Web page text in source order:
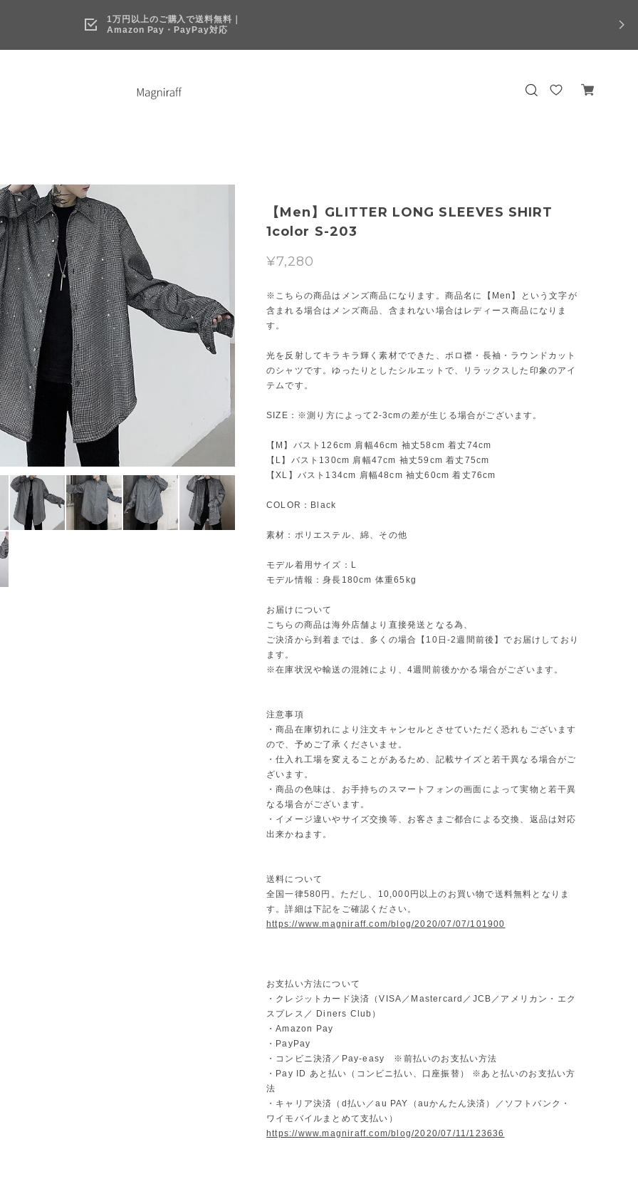
1万円以上のご購入で送料無料｜
Amazon Pay・PayPay対応
【Men】GLITTER LONG SLEEVES SHIRT
1color S-203
¥7,280
※こちらの商品はメンズ商品になります。商品名に【Men】という文字が
含まれる場合はメンズ商品、含まれない場合はレディース商品になりま
す。
光を反射してキラキラ輝く素材でできた、ポロ襟・長袖・ラウンドカット
のシャツです。ゆったりとしたシルエットで、リラックスした印象のアイ
テムです。
SIZE：※測り方によって2-3cmの差が生じる場合がございます。
【M】バスト126cm 肩幅46cm 袖丈58cm 着丈74cm
【L】バスト130cm 肩幅47cm 袖丈59cm 着丈75cm
【XL】バスト134cm 肩幅48cm 袖丈60cm 着丈76cm
COLOR：Black
素材：ポリエステル、綿、その他
モデル着用サイズ：L
モデル情報：身長180cm 体重65kg
お届けについて
こちらの商品は海外店舗より直接発送となる為、
ご決済から到着までは、多くの場合【10日-2週間前後】でお届けしており
ます。
※在庫状況や輸送の混雑により、4週間前後かかる場合がございます。
注意事項
・商品在庫切れにより注文キャンセルとさせていただく恐れもございます
ので、予めご了承くださいませ。
・仕入れ工場を変えることがあるため、記載サイズと若干異なる場合がご
ざいます。
・商品の色味は、お手持ちのスマートフォンの画面によって実物と若干異
なる場合がございます。
・イメージ違いやサイズ交換等、お客さまご都合による交換、返品は対応
出来かねます。
送料について
全国一律580円。ただし、10,000円以上のお買い物で送料無料となりま
す。詳細は下記をご確認ください。
https://www.magniraff.com/blog/2020/07/07/101900
お支払い方法について
・クレジットカード決済（VISA／Mastercard／JCB／アメリカン・エク
スプレス／ Diners Club）
・Amazon Pay
・PayPay
・コンビニ決済／Pay-easy ※前払いのお支払い方法
・Pay ID あと払い（コンビニ払い、口座振替） ※あと払いのお支払い方
法
・キャリア決済（d払い／au PAY（auかんたん決済）／ソフトバンク・
ワイモバイルまとめて支払い）
https://www.magniraff.com/blog/2020/07/11/123636